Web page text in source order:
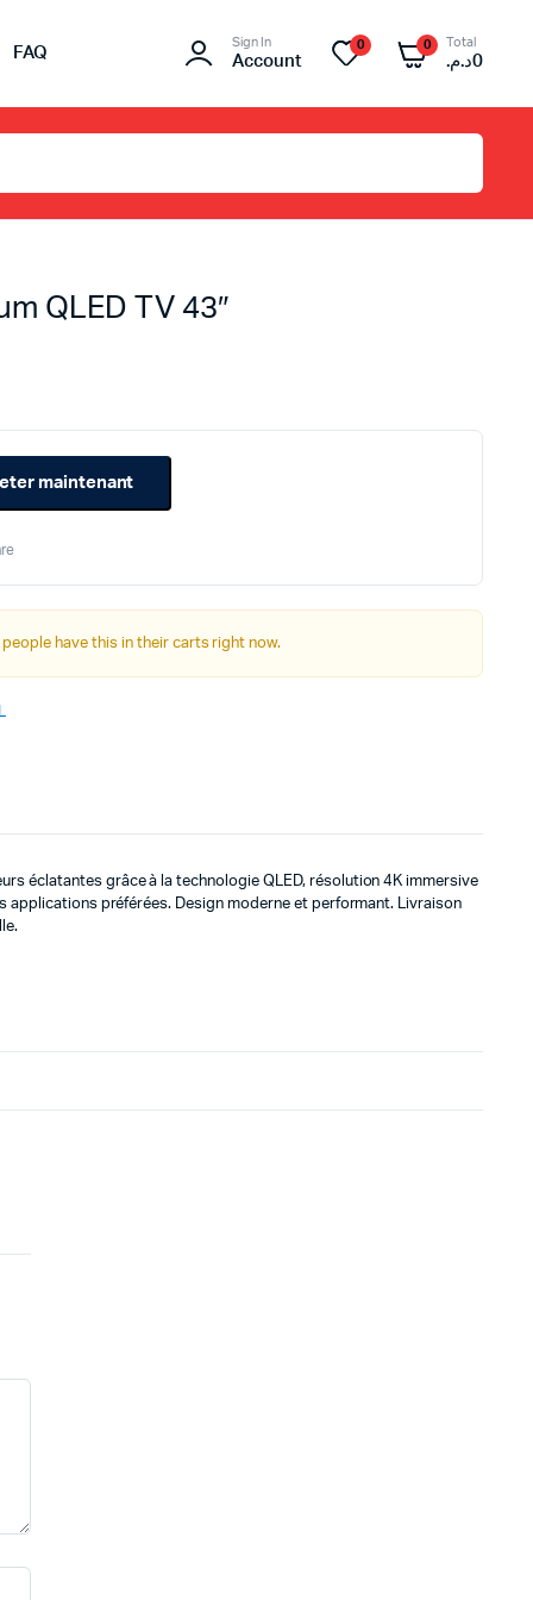
FAQ
Sign In
Account
0 0 Total
0د.م.
QLED TV 43″
maintenant
people have this in their carts right now.
éclatantes grâce à la technologie QLED, résolution 4K immersive
applications préférées. Design moderne et performant. Livraison